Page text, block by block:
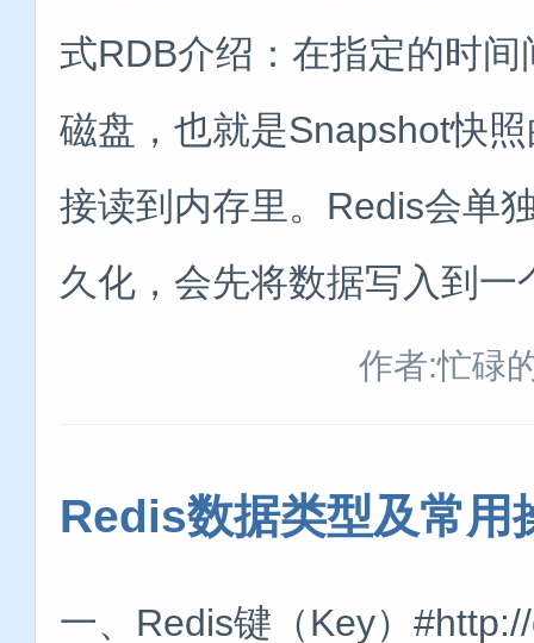
式RDB介绍：在指定的时
磁盘，也就是Snapshot快
接读到内存里。Redis会单
久化，会先将数据写入到一
作者:忙碌
Redis数据类型及常用
一、Redis键（Key）